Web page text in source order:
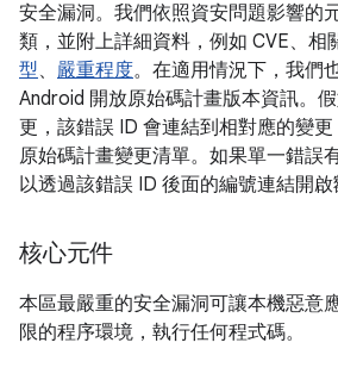
安全漏洞。我們依照資安問題影響的
類，並附上詳細資料，例如 CVE、相
型、 嚴重程度。在適用情況下，我們
Android 開放原始碼計畫版本資訊。
更，該錯誤 ID 會連結到相對應的變
原始碼計畫變更清單。如果單一錯誤
以透過該錯誤 ID 後面的編號連結開啟
核心元件
本區最嚴重的安全漏洞可讓本機惡意
限的程序環境，執行任何程式碼。